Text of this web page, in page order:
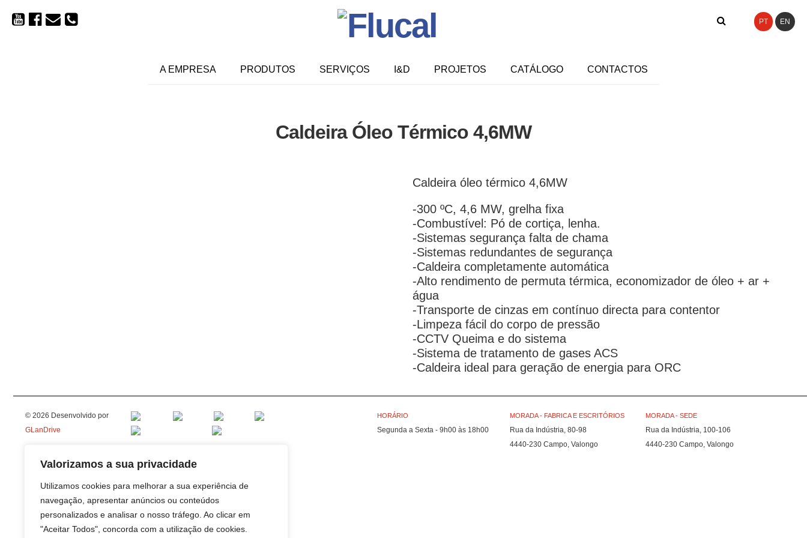
Valorizamos a sua privacidade
Utilizamos cookies para melhorar a sua experiência de
navegação, apresentar anúncios ou conteúdos
personalizados e analisar o nosso tráfego. Ao clicar em
"Aceitar Todos", concorda com a utilização de cookies.
PT EN
A EMPRESA PRODUTOS SERVIÇOS I&D PROJETOS CATÁLOGO CONTACTOS
Caldeira Óleo Térmico 4,6MW
Caldeira óleo térmico 4,6MW
-300 ºC, 4,6 MW, grelha fixa
-Combustível: Pó de cortiça, lenha.
-Sistemas segurança falta de chama
-Sistemas redundantes de segurança
-Caldeira completamente automática
-Alto rendimento de permuta térmica, economizador de óleo + ar +
água
-Transporte de cinzas em contínuo directa para contentor
-Limpeza fácil do corpo de pressão
-CCTV Queima e do sistema
-Sistema de tratamento de gases ACS
-Caldeira ideal para geração de energia para ORC
© 2026 Desenvolvido por
GLanDrive
HORÁRIO
Segunda a Sexta - 9h00 às 18h00
MORADA - FABRICA E ESCRITÓRIOS
Rua da Indústria, 80-98
4440-230 Campo, Valongo
MORADA - SEDE
Rua da Indústria, 100-106
4440-230 Campo, Valongo